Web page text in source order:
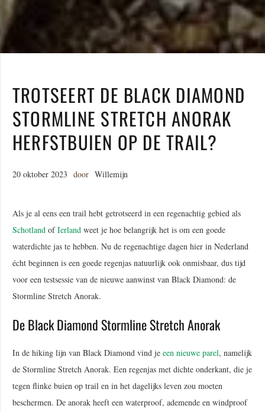
TROTSEERT DE BLACK DIAMOND
STORMLINE STRETCH ANORAK
HERFSTBUIEN OP DE TRAIL?
20 oktober 2023 door Willemijn
Als je al eens een trail hebt getrotseerd in een regenachtig gebied als
Schotland ofIerland weet je hoe belangrijk het is om een goede
waterdichte jas te hebben. Nu de regenachtige dagen hier in Nederland
écht beginnen is een goede regenjas natuurlijk ook onmisbaar, dus tijd
voor een testsessie van de nieuwe aanwinst van Black Diamond: de
Stormline Stretch Anorak.
De Black Diamond Stormline Stretch Anorak
In de hiking lijn van Black Diamond vind je een nieuwe parel, namelijk
de Stormline Stretch Anorak. Een regenjas met dichte onderkant, die je
tegen flinke buien op trail en in het dagelijks leven zou moeten
beschermen. De anorak heeft een waterproof, ademende en windproof